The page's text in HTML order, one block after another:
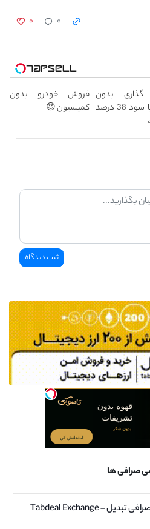
۰ ۰
گذاری بدون
ریسک با سود 38 درصد
فروش خودرو بدون
کمیسیون 😍
صرافی ها
نقد و بررسی صرافی تبدیل – Tabdeal Exchange